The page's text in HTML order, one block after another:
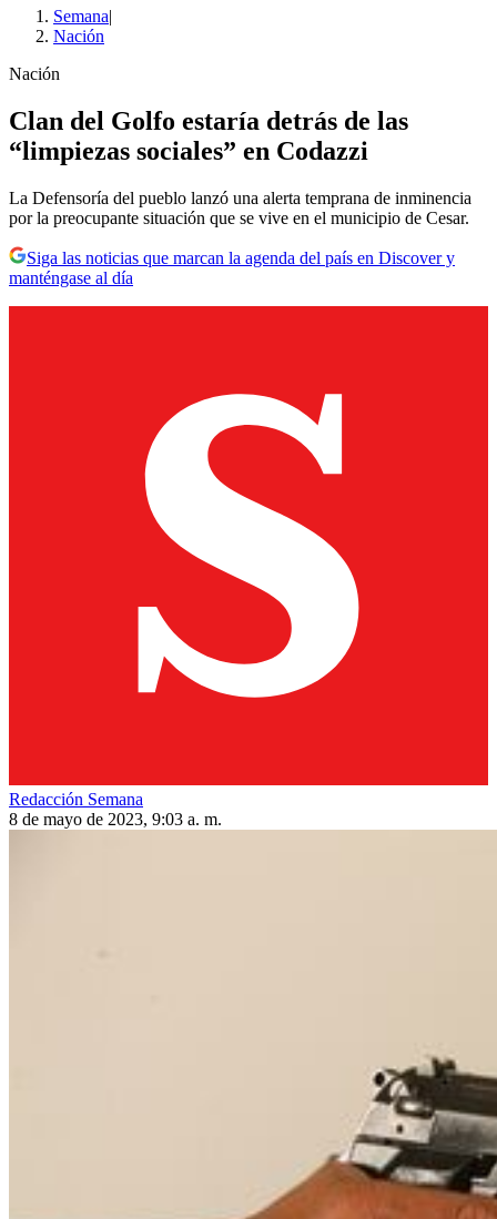
Semana|
Nación
Nación
Clan del Golfo estaría detrás de las
“limpiezas sociales” en Codazzi
La Defensoría del pueblo lanzó una alerta temprana de inminencia
por la preocupante situación que se vive en el municipio de Cesar.
Siga las noticias que marcan la agenda del país en Discover y
manténgase al día
Redacción Semana
8 de mayo de 2023, 9:03 a. m.